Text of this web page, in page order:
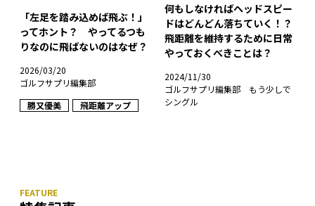
「左足を踏み込めば飛ぶ！」
ってホント？ やってるつも
りなのに飛ばないのはなぜ？
2026/03/20
ゴルフサプリ編集部
勝又優美
飛距離アップ
何もしなければヘッドスピー
ドはどんどん落ちていく！？
飛距離を維持するために日常
やっておくべきことは？
2024/11/30
ゴルフサプリ編集部 もう少しで
シングル